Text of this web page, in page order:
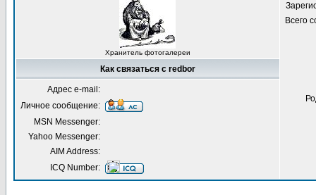
Хранитель фотогалереи
Всего
Как связаться с redbor
Адрес e-mail:
Личное сообщение:
MSN Messenger:
Yahoo Messenger:
AIM Address:
ICQ Number: